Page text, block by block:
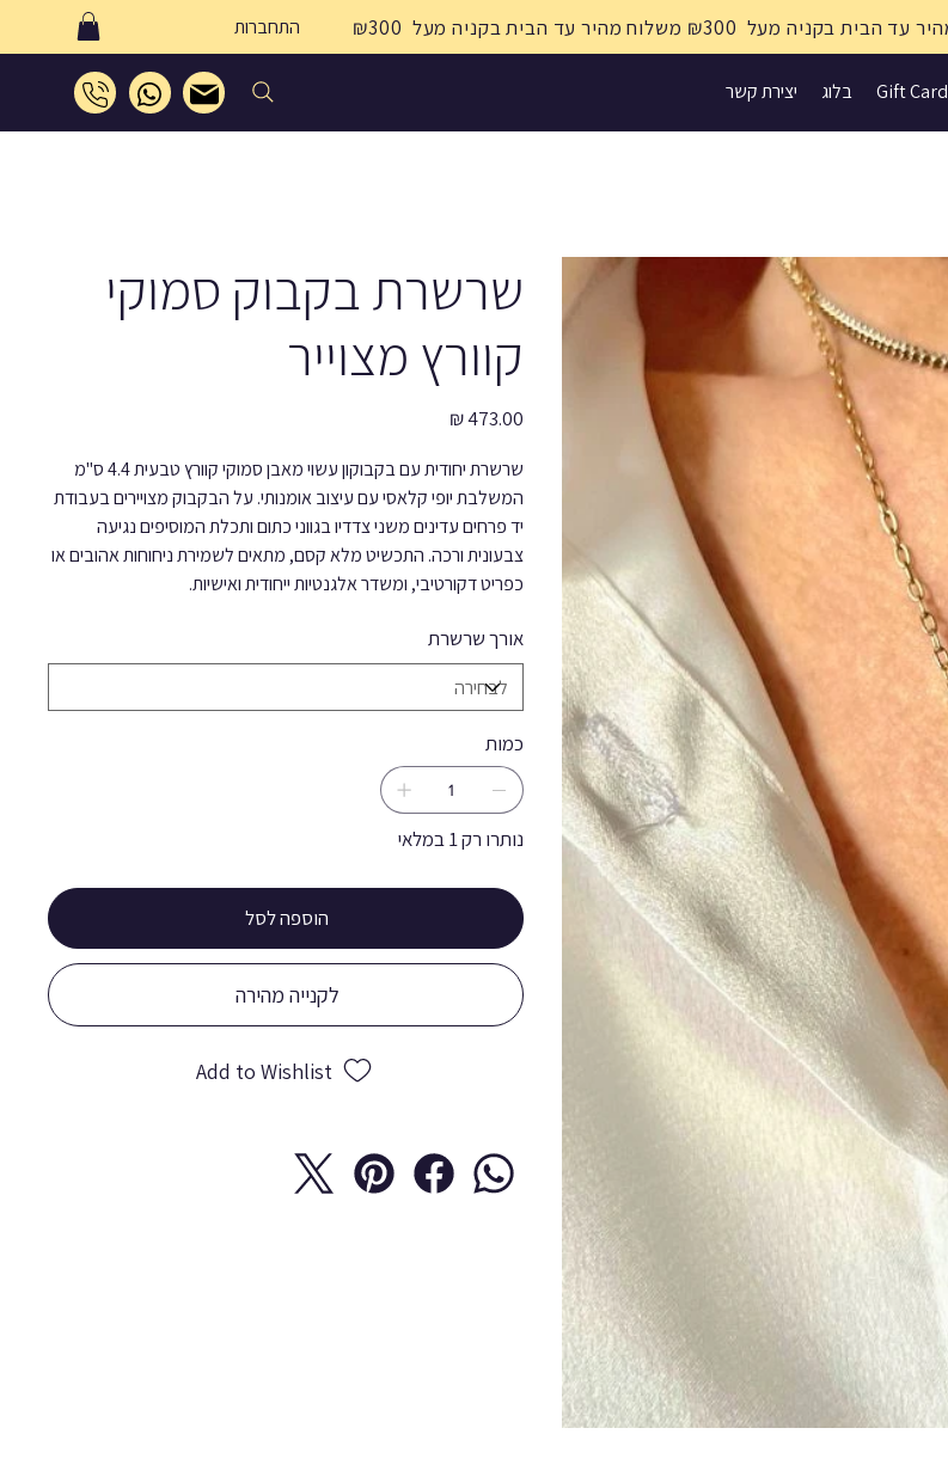
התחברות
Gift Card בלוג יצירת קשר
שרשרת בקבוק סמוקי
קוורץ מצוייר
שרשרת יחודית עם בקבוקון עשוי מאבן סמוקי קוורץ טבעית 4.4 ס''מ
המשלבת יופי קלאסי עם עיצוב אומנותי. על הבקבוק מצויירים בעבודת
יד פרחים עדינים משני צדדיו בגווני כתום ותכלת המוסיפים נגיעה
צבעונית ורכה. התכשיט מלא קסם, מתאים לשמירת ניחוחות אהובים או
כפריט דקורטיבי, ומשדר אלגנטיות ייחודית ואישיות.
אורך שרשרת
כמות
נותרו רק 1 במלאי
הוספה לסל
לקנייה מהירה
Add to Wishlist